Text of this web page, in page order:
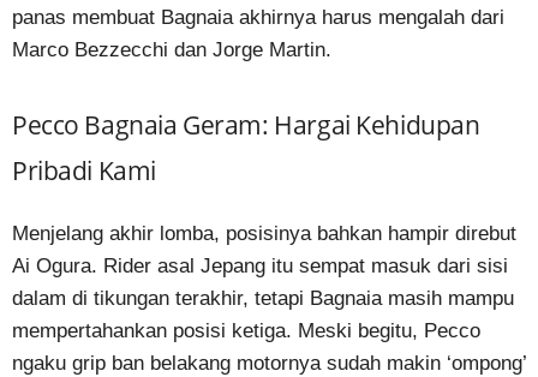
panas membuat Bagnaia akhirnya harus mengalah dari
Marco Bezzecchi dan Jorge Martin.
Pecco Bagnaia Geram: Hargai Kehidupan
Pribadi Kami
Menjelang akhir lomba, posisinya bahkan hampir direbut
Ai Ogura. Rider asal Jepang itu sempat masuk dari sisi
dalam di tikungan terakhir, tetapi Bagnaia masih mampu
mempertahankan posisi ketiga. Meski begitu, Pecco
ngaku grip ban belakang motornya sudah makin ‘ompong’